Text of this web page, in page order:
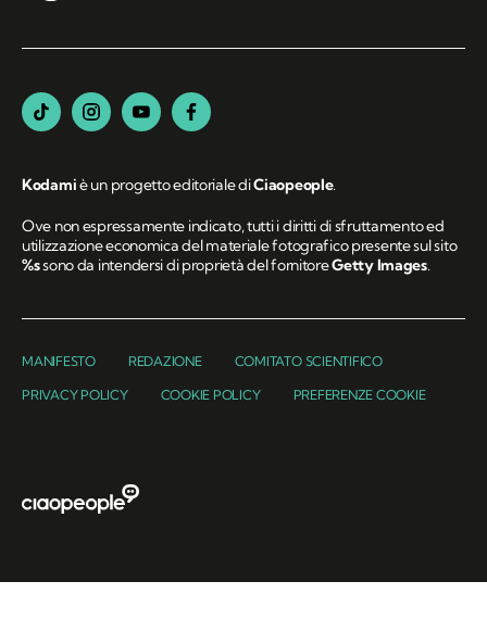
Kodamiè un progetto editoriale diCiaopeople.
Ove non espressamente indicato, tutti i diritti di sfruttamento ed
utilizzazione economica del materiale fotografico presente sul sito
%ssono da intendersi di proprietà del fornitoreGetty Images.
MANIFESTO REDAZIONE COMITATO SCIENTIFICO
PRIVACY POLICY COOKIE POLICY PREFERENZE COOKIE